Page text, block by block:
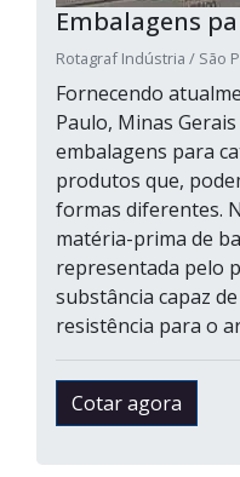
Embalagens
Rotagraf Indústria / São
Fornecendo
Paulo, Minas
embalagens para
produtos que,
formas diferentes.
matéria-prima de
representada pelo
substância capaz
resistência para o
Cotar agora